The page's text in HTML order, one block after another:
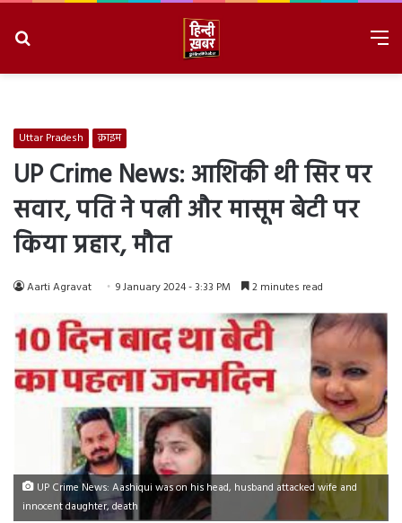
Uttar Pradesh क्राइम
UP Crime News: आशिकी थी सिर पर
सवार, पति ने पत्नी और मासूम बेटी पर
किया प्रहार, मौत
Aarti Agravat 9 January 2024 - 3:33 PM 2 minutes read
UP Crime News: Aashiqui was on his head, husband attacked wife and
innocent daughter, death